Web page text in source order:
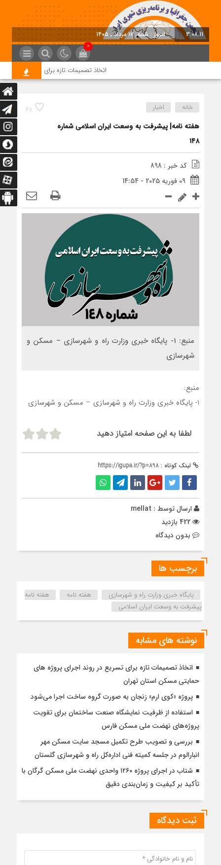
3:08:12 امروز : شنبه, ۱۷ مرداد , ۱۴۰۵
0
اتخاذ تصمیمات تازه برای تسریع در روند
48 خانه اخبار
هفته نامه| پیشرفت به وسعت ایران اسلامی شماره
۱۴۸
کد خبر : 898
09 فوریه 2025 - 14:54
منبع: 1- پایگاه خبری وزارت راه و شهرسازی – مسکن و
شهرسازی
منبع:
1- پایگاه خبری وزارت راه و شهرسازی – مسکن و شهرسازی
لطفا به این صفحه امتیاز دهید
لینک کوتاه : https://igupa.ir/?p=898
ارسال توسط : mellat
بدون دیدگاه
برچسب ها
پایگاه خبری وزارت راه و شهرسازی هفته نامه
هفته نامه
پیشرفت به وسعت ایران اسلامی
نوشته های مشابه
اتخاذ تصمیمات تازه برای تسریع در روند اجرای پروژه های
حمایتی مسکن استان تهران
پروژه «کوی ارم» زنجان به صورت گروه ساخت اجرا می‌شود
استفاده از ظرفیت نمایشگاه صنعت ساختمان برای تقویت
پروژه‌های نهضت ملی مسکن فارس
بررسی و تصویب طرح تکمیل مسجد سایت مسکن مهر
انبارالوم در جلسه کمیته فنی اداره‌کل راه و شهرسازی گلستان
شتاب در اجرای پروژه ۱۲۶۰ واحدی نهضت ملی مسکن گرگان با
تأکید بر کیفیت و زمان‌بندی دقیق
ثبت دیدگاه